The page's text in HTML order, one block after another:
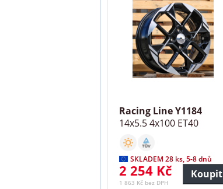
Racing Line Y1184
14x5.5 4x100 ET40
SKLADEM 28 ks, 5-8 dnů
2 254 Kč
1 863 Kč bez DPH
Koupit